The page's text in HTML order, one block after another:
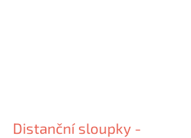
Distanční sloupky -